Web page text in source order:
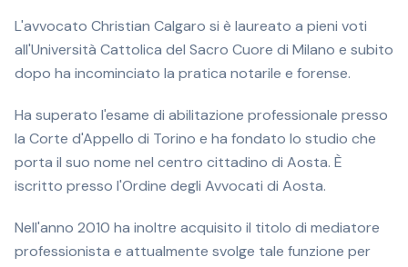
L'avvocato Christian Calgaro si è laureato a pieni voti
all'Università Cattolica del Sacro Cuore di Milano e subito
dopo ha incominciato la pratica notarile e forense.
Ha superato l'esame di abilitazione professionale presso
la Corte d'Appello di Torino e ha fondato lo studio che
porta il suo nome nel centro cittadino di Aosta. È
iscritto presso l'Ordine degli Avvocati di Aosta.
Nell'anno 2010 ha inoltre acquisito il titolo di mediatore
professionista e attualmente svolge tale funzione per